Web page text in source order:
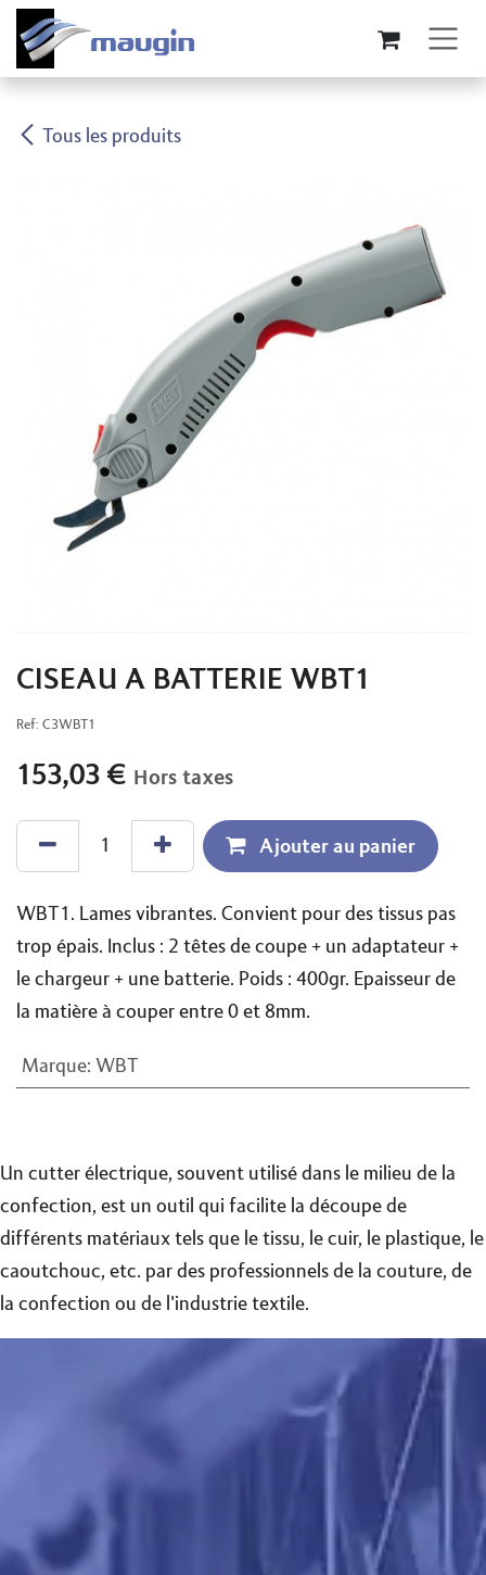
Se rendre au contenu
Tous les produits
CISEAU A BATTERIE WBT1
Ref: C3WBT1
153,03 € Hors taxes
Ajouter au panier
WBT1. Lames vibrantes. Convient pour des tissus pas
trop épais. Inclus : 2 têtes de coupe + un adaptateur +
le chargeur + une batterie. Poids : 400gr. Epaisseur de
la matière à couper entre 0 et 8mm.
Marque: WBT
Un cutter électrique, souvent utilisé dans le milieu de la
confection, est un outil qui facilite la découpe de
différents matériaux tels que le tissu, le cuir, le plastique, le
caoutchouc, etc. par des professionnels de la couture, de
la confection ou de l'industrie textile.